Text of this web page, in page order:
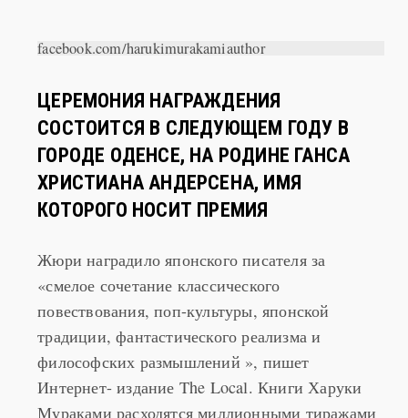
СОСТОИТСЯ В СЛЕДУЮЩЕМ ГОДУ В
ГОРОДЕ ОДЕНСЕ, НА РОДИНЕ ГАНСА
ХРИCТИАНА АНДЕРСЕНА, ИМЯ
КОТОРОГО НОСИТ ПРЕМИЯ
«смелое сочетание классического
повествования, поп-культуры, японской
традиции, фантастического реализма и
философских размышлений », пишет
Интернет- издание The Local. Книги Харуки
Мураками расходятся миллионными тиражами
по всему миру. Во многих странах его